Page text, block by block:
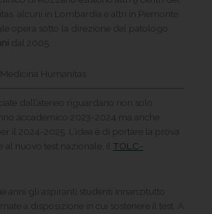
alcuni in Lombardia e altri in Piemonte.
opera sotto la direzione del patologo
dal 2005.
Humanitas
dall’ateneo riguardano non solo
accademico 2023-2024 ma anche
il 2024-2025. L’idea è di portare la prova
al nuovo test nazionale, il TOLC-
anni gli aspiranti studenti innanzitutto
a disposizione in cui sostenere il test. A